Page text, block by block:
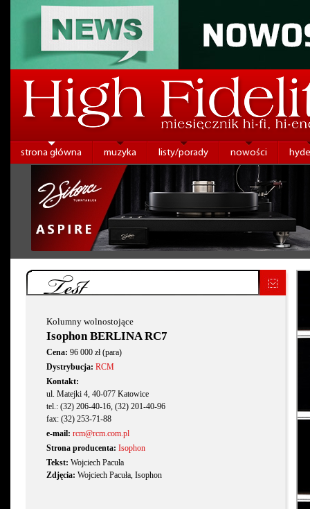
strona główna muzyka listy/porady nowości
Test
Kolumny wolnostojące
Isophon BERLINA RC7
Cena: 96 000 zł (para)
Dystrybucja: RCM
Kontakt:
ul. Matejki 4, 40-077 Katowice
tel.: (32) 206-40-16, (32) 201-40-96
fax: (32) 253-71-88
e-mail: rcm@rcm.com.pl
Strona producenta: Isophon
Tekst: Wojciech Pacuła
Zdjęcia: Wojciech Pacuła, Isophon